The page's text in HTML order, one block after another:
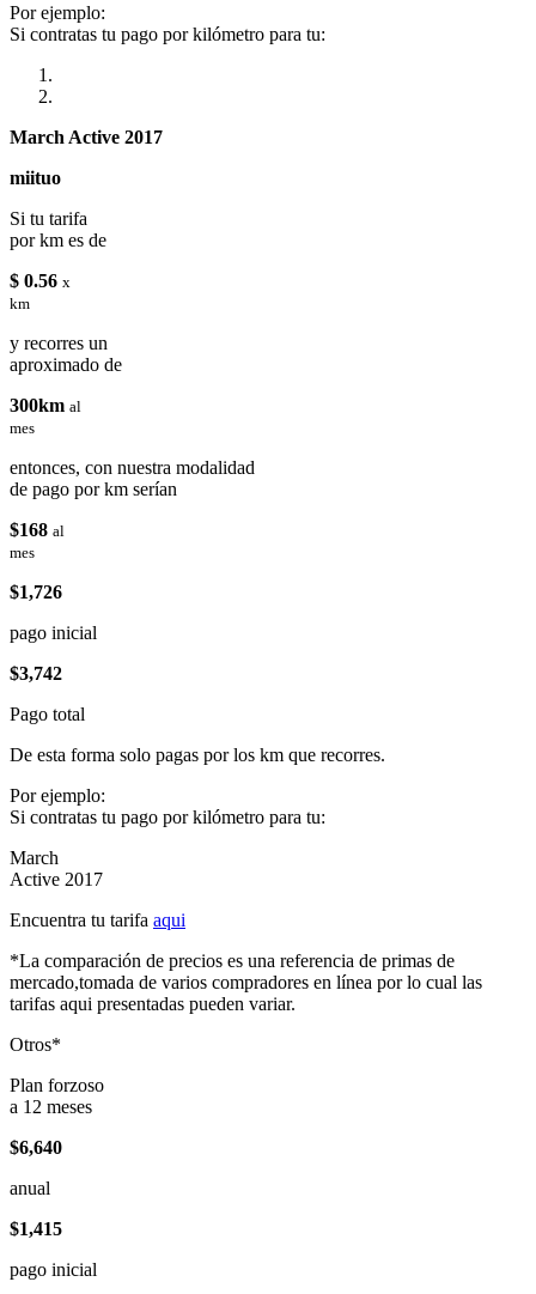
Por ejemplo:
Si contratas tu pago por kilómetro para tu:
March Active 2017
miituo
Si tu tarifa
por km es de
$ 0.56 x
km
y recorres un
aproximado de
300km al
mes
entonces, con nuestra modalidad
de pago por km serían
$168 al
mes
$1,726
pago inicial
$3,742
Pago total
De esta forma solo pagas por los km que recorres.
Por ejemplo:
Si contratas tu pago por kilómetro para tu:
March
Active 2017
Encuentra tu tarifa aqui
*La comparación de precios es una referencia de primas de
mercado,tomada de varios compradores en línea por lo cual las
tarifas aqui presentadas pueden variar.
Otros*
Plan forzoso
a 12 meses
$6,640
anual
$1,415
pago inicial